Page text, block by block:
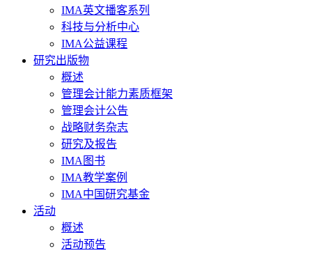
IMA英文播客系列
科技与分析中心
IMA公益课程
研究出版物
概述
管理会计能力素质框架
管理会计公告
战略财务杂志
研究及报告
IMA图书
IMA教学案例
IMA中国研究基金
活动
概述
活动预告